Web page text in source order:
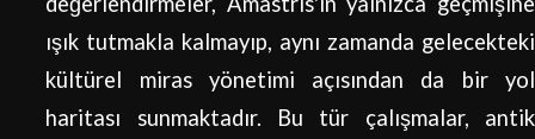
ışık tutmakla kalmayıp, aynı zamanda gelecekteki
kültürel miras yönetimi açısından da bir yol
haritası sunmaktadır. Bu tür çalışmalar, antik